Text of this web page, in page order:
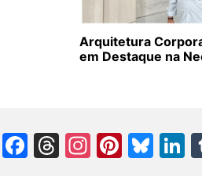
Arquitetura
em Destaque na
Facebook
Threads